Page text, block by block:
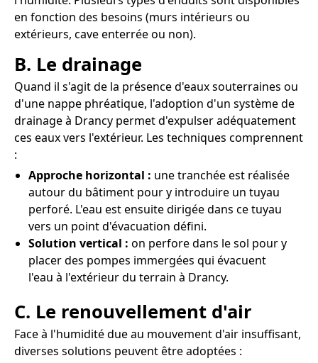
en fonction des besoins (murs intérieurs ou
extérieurs, cave enterrée ou non).
B. Le drainage
Quand il s'agit de la présence d'eaux souterraines ou
d'une nappe phréatique, l'adoption d'un système de
drainage à Drancy permet d'expulser adéquatement
ces eaux vers l'extérieur. Les techniques comprennent
:
Approche horizontal : une tranchée est réalisée
autour du bâtiment pour y introduire un tuyau
perforé. L'eau est ensuite dirigée dans ce tuyau
vers un point d'évacuation défini.
Solution vertical : on perfore dans le sol pour y
placer des pompes immergées qui évacuent
l'eau à l'extérieur du terrain à Drancy.
C. Le renouvellement d'air
Face à l'humidité due au mouvement d'air insuffisant,
diverses solutions peuvent être adoptées :